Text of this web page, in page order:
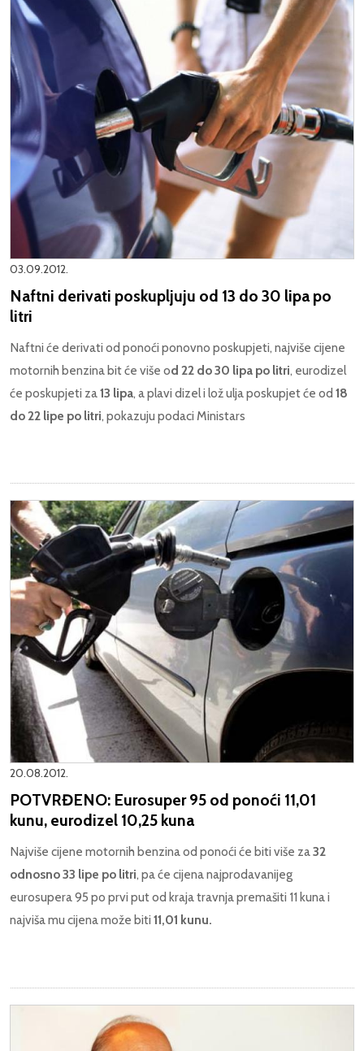
03.09.2012.
Naftni derivati poskupljuju od 13 do 30 lipa po
litri
Naftni će derivati od ponoći ponovno poskupjeti, najviše cijene
motornih benzina bit će više od 22 do 30 lipa po litri, eurodizel
će poskupjeti za13 lipa, a plavi dizel i lož ulja poskupjet će od 18
do 22 lipe po litri, pokazuju podaci Ministars
20.08.2012.
POTVRĐENO: Eurosuper 95 od ponoći 11,01
kunu, eurodizel 10,25 kuna
Najviše cijene motornih benzina od ponoći će biti više za32
odnosno 33 lipe po litri, pa će cijena najprodavanijeg
eurosupera 95 po prvi put od kraja travnja premašiti 11 kuna i
najviša mu cijena može biti 11,01 kunu.